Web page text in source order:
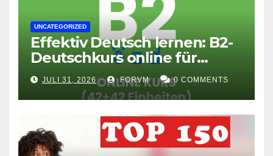
UNCATEGORIZED
Effektiv Deutsch lernen: B2-
Deutschkurs online für
Fortgeschrittene
JULI 31, 2026 FORVM 0 COMMENTS